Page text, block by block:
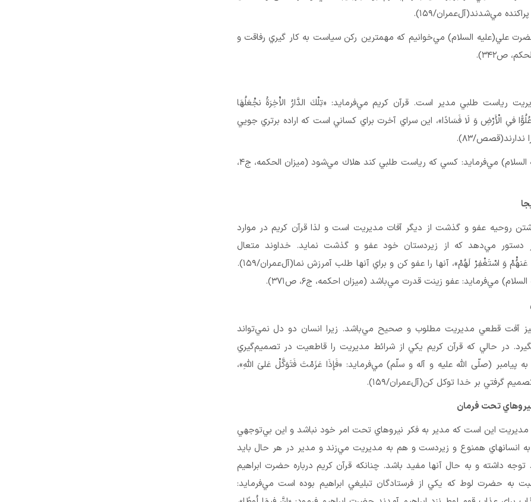
مي‌شدند(آل‌عمران/۱۵۹).
علي(علیه السلام) مي‌خوانيم كه مهمترين ركن سياست به كار گيري رفاقت و
ص۳۴۲).
رياست طلبي مدير است. قرآن كريم مي‌فرمايد: «تِلْكَ الدَّارُ الاَْخِرَةُ نجَْعَلُهَا
فىِ الْأَرْضِ وَ لَا فَسَادًا»، اين سراي آخرت براي كساني است كه اراده برتري جويي
۸۳).
حضرت علي (علیه السلام) مي‌فرمايد: كسي كه رياست طلبي كند هلاك مي‌شود (ميزان الحكمه، ج۴،
روحيه عفو و گذشت از ديگر آفات مديريت است و لذا قرآن كريم در موارد
دستور مي‌دهد كه از زيردستان خود عفو و گذشت نمايد. خداوند متعال
مي‌فرمايد: «فَاعْفُ عَنهُْمْ وَ اسْتَغْفِرْ لَهُمْ»، آنها را عفو كن و براي آنها طلب آمرزش نما(آل‌عمران/۱۵۹).
مي‌فرمايد: عفو زينت قدرت مي‌باشد (ميزان احكمه، ج۶، ص۳۷۱).
آفت قطعي مديريت مطلوب و صحيح مي‌باشد. زيرا انسان دو دل نمي‌تواند
در حالي كه قرآن كريم يكي از شرائط مديريت را قاطعيت در تصميم‌گيري
پيامبر (صلّی الله علیه و آله و سلّم) مي‌فرمايد: «فَإِذَا عَزَمْتَ فَتَوَكَّلْ عَلىَ اللَّهِ»،
گرفتي بر خدا توكل كن(آل‌عمران/۱۵۹).
مديريت اين است كه مدير به فكر نيروهاي تحت امر خود نباشد و اين بي‌توجهي
انسانهاي همنوع و زيردست و هم به مديريت مي‌زند و مدير در هر حال بايد
داشته و به حال آنها مفيد باشد. چنانكه قرآن كريم درباره حضرت ابراهيم
به حضرت لوط كه يكي از فرستادگان تبليغي ابراهيم بوده است مي‌فرمايد: